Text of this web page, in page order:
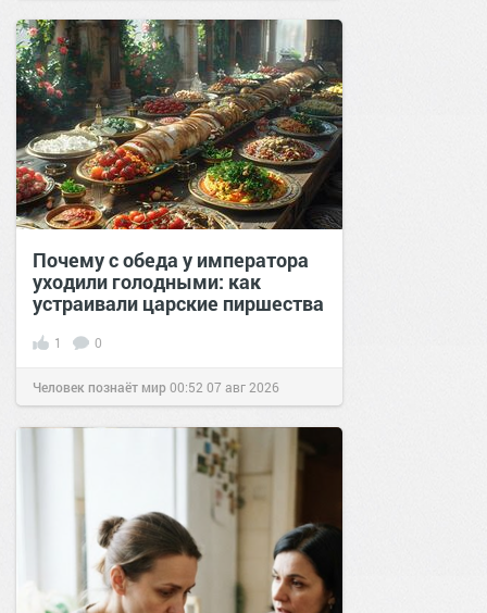
позитива!07:38Сегодня
Почему с обеда у императора
уходили голодными: как
устраивали царские пиршества
1 0
Человек познаёт мир00:52 07 авг 2026